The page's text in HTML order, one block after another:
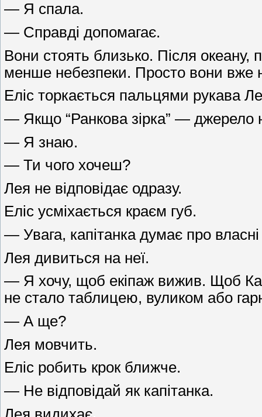
— Я спала.
— Справді допомагає.
Вони стоять близько. Після океану,
менше небезпеки. Просто вони вже
Еліс торкається пальцями рукава
— Якщо “Ранкова зірка” — джерело
— Я знаю.
— Ти чого хочеш?
Лея не відповідає одразу.
Еліс усміхається краєм губ.
— Увага, капітанка думає про власні
Лея дивиться на неї.
— Я хочу, щоб екіпаж вижив. Щоб
не стало таблицею, вуликом або
— А ще?
Лея мовчить.
Еліс робить крок ближче.
— Не відповідай як капітанка.